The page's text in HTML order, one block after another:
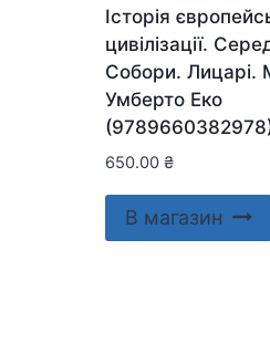
Історія
цивілізації.
Собори. Лицарі.
Умберто Еко
650.00 ₴
В магазин